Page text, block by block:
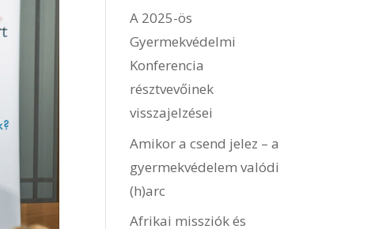
A 2025-ös
Gyermekvédelmi
Konferencia
résztvevőinek
visszajelzései
Amikor a csend jelez – a
gyermekvédelem valódi
(h)arc
Afrikai missziók és